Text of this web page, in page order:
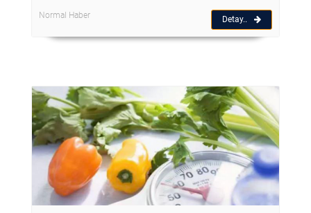
Normal Haber Detay..